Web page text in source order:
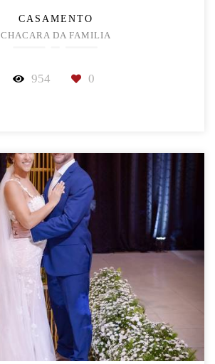
CASAMENTO
CHACARA DA FAMILIA
954 0